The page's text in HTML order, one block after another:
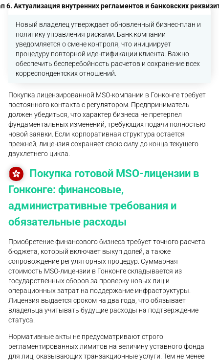
6. Актуализация внутренних регламентов и банковских
Новый владелец утверждает обновленный бизнес-план и
политику управления рисками. Банк компании
уведомляется о смене контроля, что инициирует
процедуру повторной идентификации клиента. Важно
обеспечить бесперебойность расчетов и сохранение всех
корреспондентских отношений.
Покупка лицензированной MSO-компании в Гонконге требует
постоянного контакта с регулятором. Предприниматель
должен убедиться, что характер бизнеса не претерпел
фундаментальных изменений, требующих подачи полностью
новой заявки. Если корпоративная структура остается
прежней, лицензия сохраняет свою силу до конца текущего
двухлетнего цикла.
Покупка готовой MSO-лицензии в
Гонконге: финансовые,
административные требования и
обязательные расходы
Приобретение финансового бизнеса требует точного расчета
бюджета, который включает выкуп долей, а также
сопровождение регуляторных процедур. Суммарная
стоимость MSO-лицензии в Гонконге складывается из
государственных сборов за проверку новых лиц и
операционных затрат на поддержание инфраструктуры.
Лицензия выдается сроком на два года, что обязывает
владельца учитывать будущие расходы на подтверждение
статуса.
Нормативные акты не предусматривают строго
регламентированных лимитов на величину уставного фонда
для лиц, оказывающих транзакционные услуги. Тем не менее